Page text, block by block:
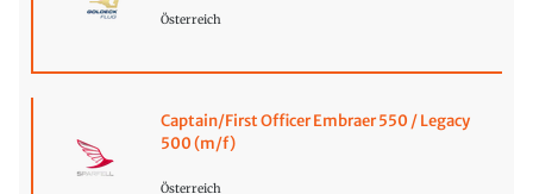
Österreich
Captain/First Officer Embraer 550 / Legacy
500 (m/f)
Österreich